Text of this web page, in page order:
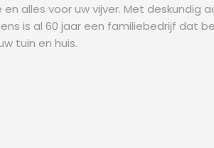
alles voor uw vijver. Met deskundig
is al 60 jaar een familiebedrijf dat
tuin en huis.